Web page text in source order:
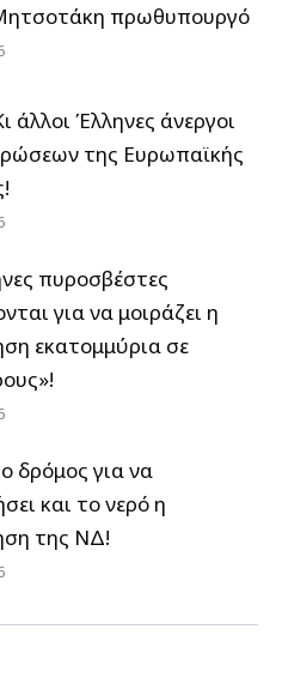
πρωθυπουργό
άλλοι Έλληνες άνεργοι
της Ευρωπαϊκής
πυροσβέστες
για να μοιράζει η
εκατομμύρια σε
ο δρόμος για να
και το νερό η
της ΝΔ!